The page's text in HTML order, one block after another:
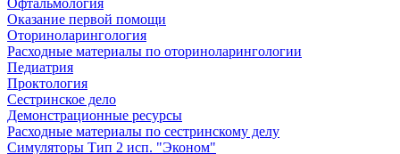
Офтальмология
Оказание первой помощи
Оториноларингология
Расходные материалы по оториноларингологии
Педиатрия
Проктология
Сестринское дело
Демонстрационные ресурсы
Расходные материалы по сестринскому делу
Симуляторы Тип 2 исп. "Эконом"